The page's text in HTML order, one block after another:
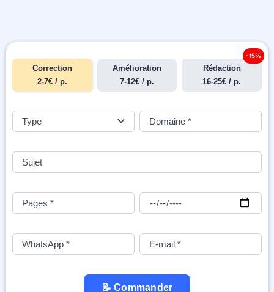
Correction
2-7€ / p.
Amélioration
7-12€ / p.
Rédaction
16-25€ / p.
-15%
📝 Commander